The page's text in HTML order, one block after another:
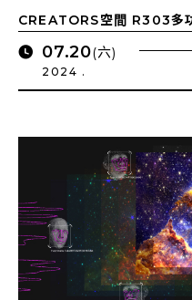
CREATORS空間 R303多
07.20(六)
2024 .